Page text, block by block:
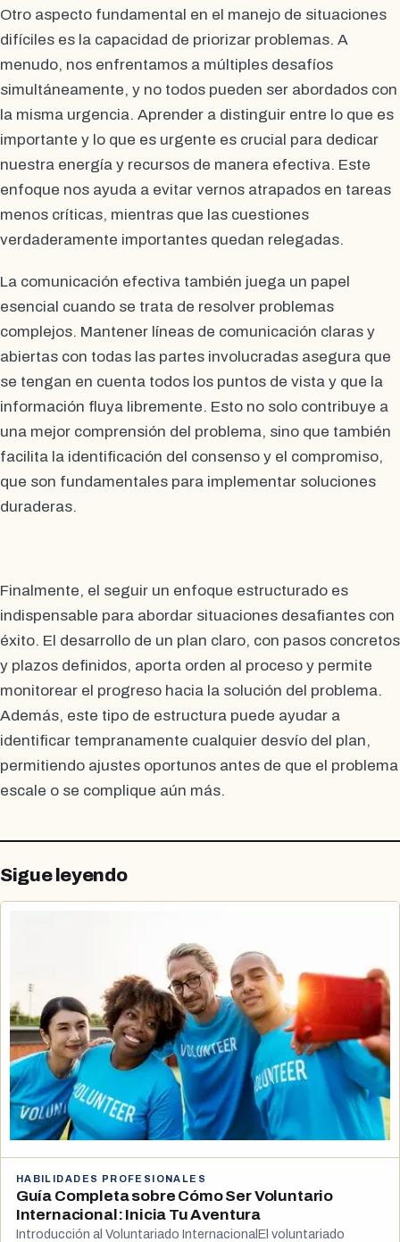
Otro aspecto fundamental en el manejo de situaciones
difíciles es la capacidad de priorizar problemas. A
menudo, nos enfrentamos a múltiples desafíos
simultáneamente, y no todos pueden ser abordados con
la misma urgencia. Aprender a distinguir entre lo que es
importante y lo que es urgente es crucial para dedicar
nuestra energía y recursos de manera efectiva. Este
enfoque nos ayuda a evitar vernos atrapados en tareas
menos críticas, mientras que las cuestiones
verdaderamente importantes quedan relegadas.
La comunicación efectiva también juega un papel
esencial cuando se trata de resolver problemas
complejos. Mantener líneas de comunicación claras y
abiertas con todas las partes involucradas asegura que
se tengan en cuenta todos los puntos de vista y que la
información fluya libremente. Esto no solo contribuye a
una mejor comprensión del problema, sino que también
facilita la identificación del consenso y el compromiso,
que son fundamentales para implementar soluciones
duraderas.
Finalmente, el seguir un enfoque estructurado es
indispensable para abordar situaciones desafiantes con
éxito. El desarrollo de un plan claro, con pasos concretos
y plazos definidos, aporta orden al proceso y permite
monitorear el progreso hacia la solución del problema.
Además, este tipo de estructura puede ayudar a
identificar tempranamente cualquier desvío del plan,
permitiendo ajustes oportunos antes de que el problema
escale o se complique aún más.
Sigue leyendo
HABILIDADES PROFESIONALES
Guía Completa sobre Cómo Ser Voluntario
Internacional: Inicia Tu Aventura
Introducción al Voluntariado InternacionalEl voluntariado